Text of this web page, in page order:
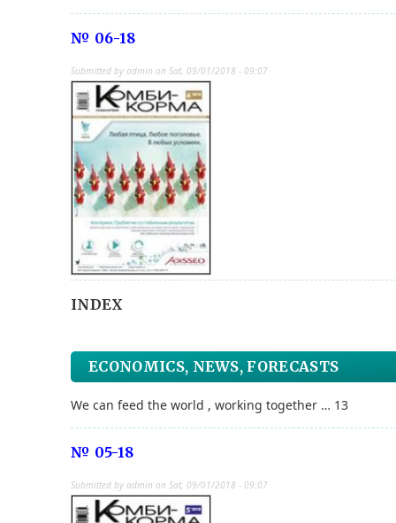
№ 06-18
Submitted by admin on Sat, 09/01/2018 - 09:07
INDEX
ECONOMICS, NEWS, FORECASTS
We can feed the world , working together … 13
№ 05-18
Submitted by admin on Sat, 09/01/2018 - 09:07